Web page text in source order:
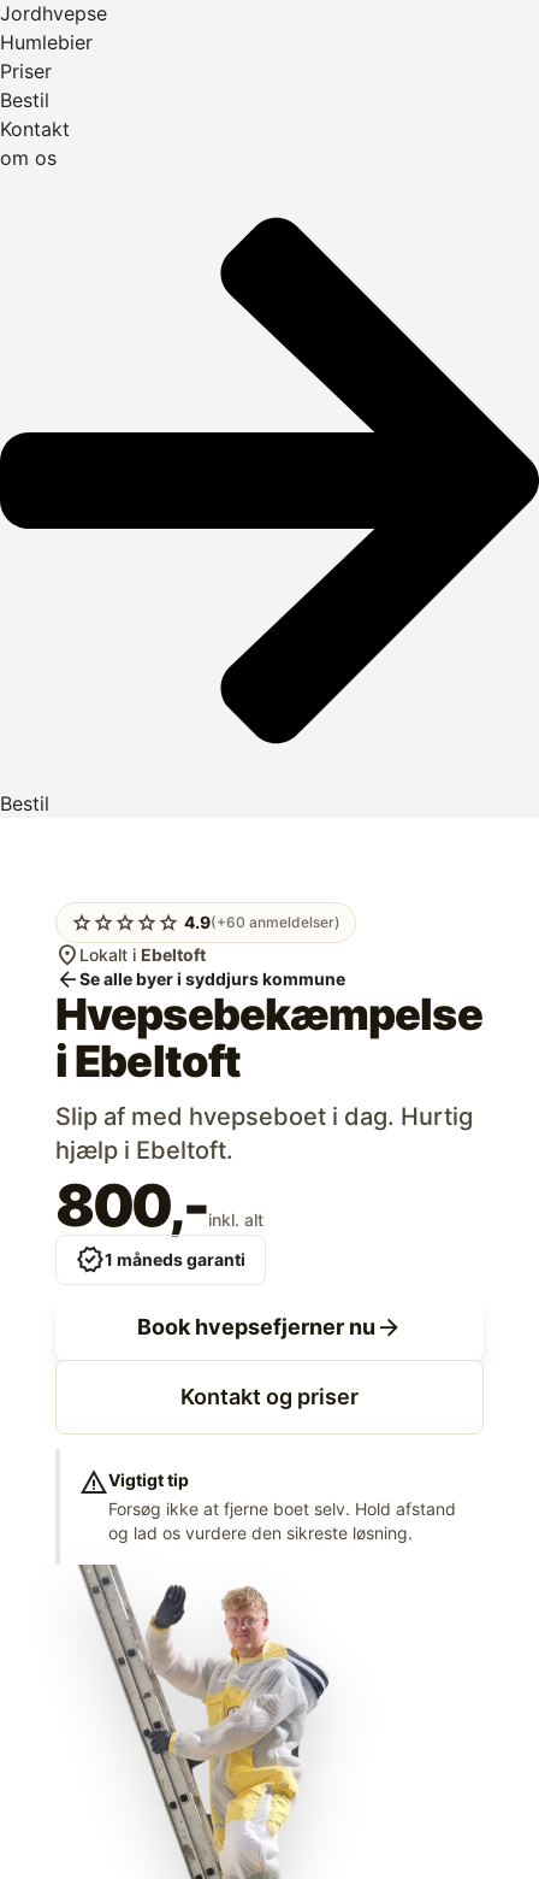
Jordhvepse
Humlebier
Priser
Bestil
Kontakt
om os
Bestil
starstarstarstarstar 4.9(+60 anmeldelser)
location_on Lokalt i Ebeltoft
arrow_backSe alle byer i syddjurs kommune
Hvepsebekæmpelse
iEbeltoft
Slip af med hvepseboet i dag. Hurtig
hjælp i Ebeltoft.
800,-inkl. alt
verified1 måneds garanti
Book hvepsefjerner nu arrow_forward
Kontakt og priser
warningVigtigt tip
Forsøg ikke at fjerne boet selv. Hold afstand
og lad os vurdere den sikreste løsning.